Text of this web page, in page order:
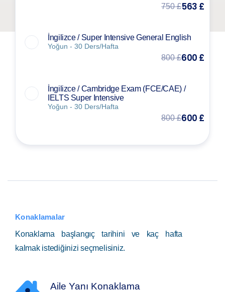
750 £563 £
İngilizce / Super Intensive General English
Yoğun - 30 Ders/Hafta
800 £600 £
İngilizce / Cambridge Exam (FCE/CAE) /
IELTS Super Intensive
Yoğun - 30 Ders/Hafta
800 £600 £
Konaklamalar
Konaklama başlangıç tarihini ve kaç hafta
kalmak istediğinizi seçmelisiniz.
Aile Yanı Konaklama